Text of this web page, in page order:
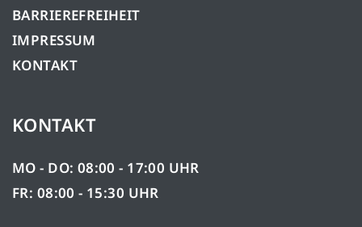
BARRIEREFREIHEIT
IMPRESSUM
KONTAKT
KONTAKT
MO - DO: 08:00 - 17:00 UHR
FR: 08:00 - 15:30 UHR